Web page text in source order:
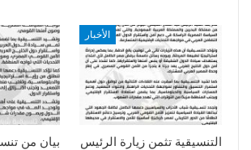
بيان من
الأخبار
التنسيقية تثمن زيارة الرئيس